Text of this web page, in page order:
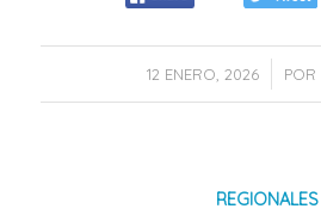
12 ENERO, 2026
/ POR
REGIONALES